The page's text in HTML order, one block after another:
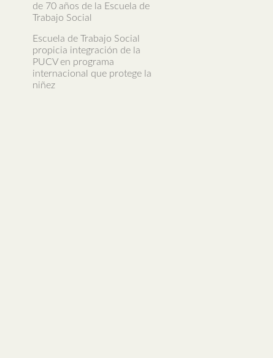
de 70 años de la Escuela de
Trabajo Social
Escuela de Trabajo Social
propicia integración de la
PUCV en programa
internacional que protege la
niñez